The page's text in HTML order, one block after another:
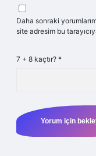
Daha sonraki
site adresim bu
7 + 8 kaçtır? *